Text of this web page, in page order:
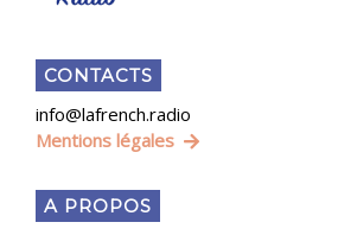
CONTACTS
info@lafrench.radio
Mentions légales
A PROPOS